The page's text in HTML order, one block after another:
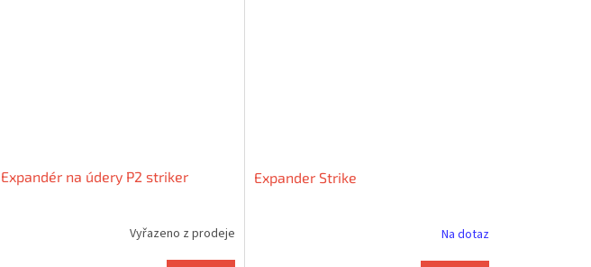
Expandér na údery P2 striker
Vyřazeno z prodeje
Expander Strike
Na dotaz